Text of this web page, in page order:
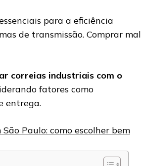
para a eficiência
de transmissão. Comprar mal
correias industriais com o
fatores como
entrega.
Paulo: como escolher bem